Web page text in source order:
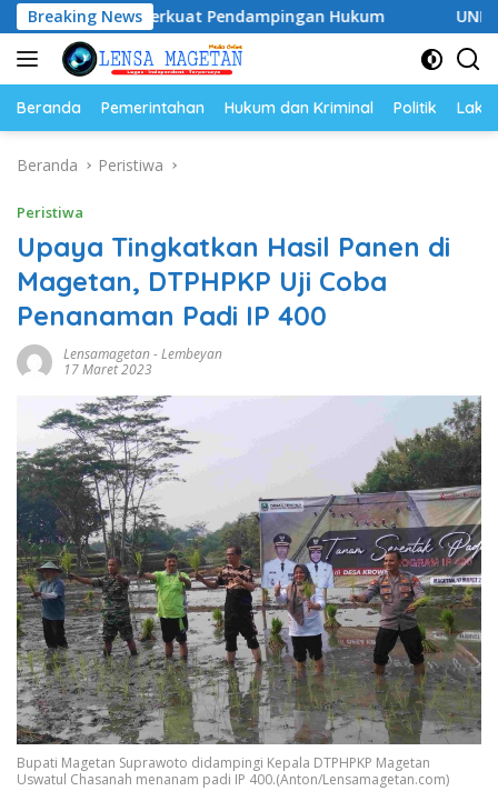
Langsung
ke
konten
Breaking News
Perkuat Pendampingan Hukum UNESA Gelar
Beranda Pemerintahan Hukum dan Kriminal Politik
Beranda Peristiwa
Peristiwa
Upaya Tingkatkan Hasil Panen di
Magetan, DTPHPKP Uji Coba
Penanaman Padi IP 400
Lensamagetan-Lembeyan
17 Maret 2023
Bupati Magetan Suprawoto didampingi Kepala DTPHPKP Magetan
Uswatul Chasanah menanam padi IP 400.(Anton/Lensamagetan.com)